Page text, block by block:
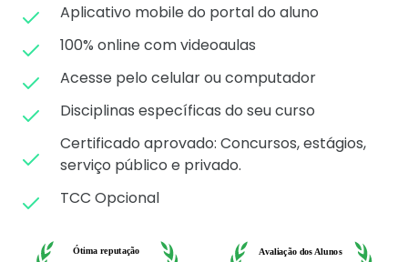
Aplicativo mobile do portal do aluno
100% online com videoaulas
Acesse pelo celular ou computador
Disciplinas específicas do seu curso
Certificado aprovado: Concursos, estágios,
serviço público e privado.
TCC Opcional